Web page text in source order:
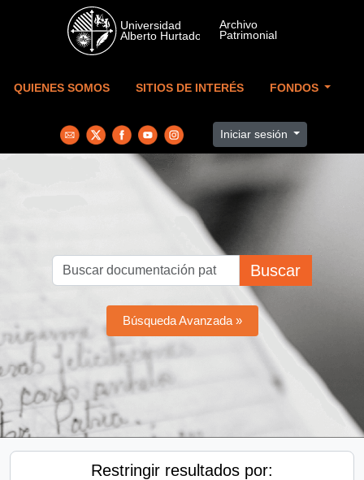
Skip to main content
QUIENES SOMOS SITIOS DE INTERÉS FONDOS
Iniciar sesión
Buscar
Búsqueda Avanzada »
Restringir resultados por: